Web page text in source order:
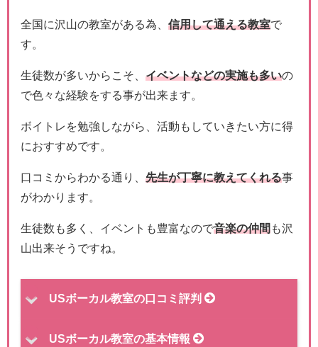
全国に沢山の教室がある為、 信用して通える教室で
す。
生徒数が多いからこそ、 イベントなどの実施も多いの
で色々な経験をする事が出来ます。
ボイトレを勉強しながら、活動もしていきたい方に得
におすすめです。
口コミからわかる通り、 先生が丁寧に教えてくれる事
がわかります。
生徒数も多く、イベントも豊富なので音楽の仲間も沢
山出来そうですね。
USボーカル教室の口コミ評判
USボーカル教室の基本情報